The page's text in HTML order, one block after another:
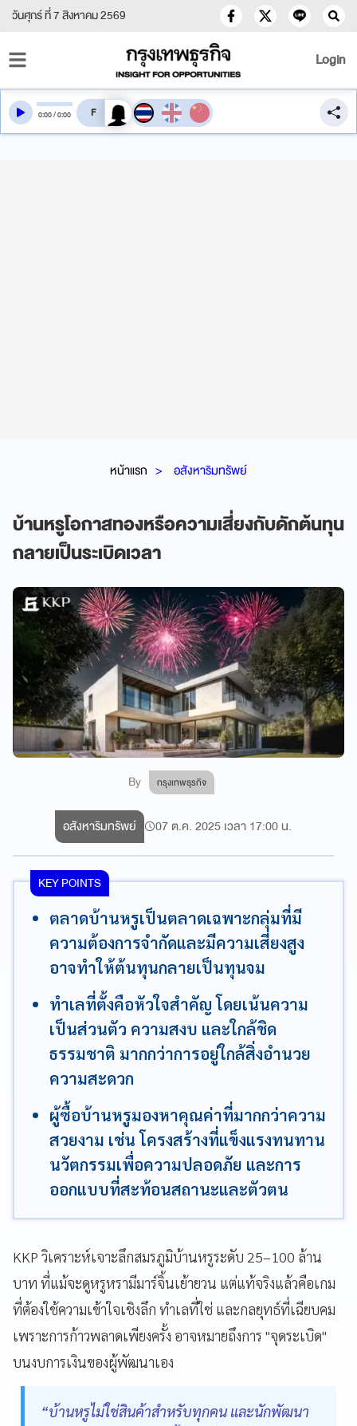
วันศุกร์ ที่ 7 สิงหาคม 2569
Login
หน้าแรก อสังหาริมทรัพย์
บ้านหรูโอกาสทองหรือความเสี่ยงกับดักต้นทุน
กลายเป็นระเบิดเวลา
By กรุงเทพธุรกิจ
0:00/0:00 สลับเสียงอ่าน
อสังหาริมทรัพย์ 07 ต.ค. 2025 เวลา 17:00 น.
KEY POINTS
ตลาดบ้านหรูเป็นตลาดเฉพาะกลุ่มที่มี
ความต้องการจำกัดและมีความเสี่ยงสูง
อาจทำให้ต้นทุนกลายเป็นทุนจม
ทำเลที่ตั้งคือหัวใจสำคัญ โดยเน้นความ
เป็นส่วนตัว ความสงบ และใกล้ชิด
ธรรมชาติ มากกว่าการอยู่ใกล้สิ่งอำนวย
ความสะดวก
ผู้ซื้อบ้านหรูมองหาคุณค่าที่มากกว่าความ
สวยงาม เช่น โครงสร้างที่แข็งแรงทนทาน
นวัตกรรมเพื่อความปลอดภัย และการ
ออกแบบที่สะท้อนสถานะและตัวตน
KKP วิเคราะห์เจาะลึกสมรภูมิบ้านหรูระดับ 25–100 ล้าน
บาท ที่แม้จะดูหรูหรามีมาร์จิ้นเย้ายวน แต่แท้จริงแล้วคือเกม
ที่ต้องใช้ความเข้าใจเชิงลึก ทำเลที่ใช่ และกลยุทธ์ที่เฉียบคม
เพราะการก้าวพลาดเพียงครั้ง อาจหมายถึงการ "จุดระเบิด"
บนงบการเงินของผู้พัฒนาเอง
“บ้านหรูไม่ใช่สินค้าสำหรับทุกคน และนักพัฒนา